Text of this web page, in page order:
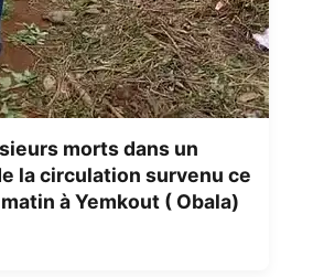
morts dans un
la circulation survenu ce
à Yemkout ( Obala)